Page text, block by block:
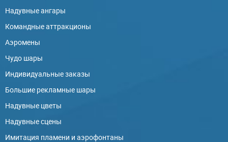
Надувные ангары
Командные аттракционы
Аэромены
Чудо шары
Индивидуальные заказы
Большие рекламные шары
Надувные цветы
Надувные сцены
Имитация пламени и аэрофонтаны